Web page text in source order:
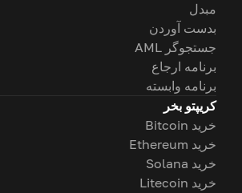
مبدل
بدست آوردن
جستجوگر AML
برنامه ارجاع
برنامه وابسته
کریپتو بخر
خرید Bitcoin
خرید Ethereum
خرید Solana
خرید Litecoin